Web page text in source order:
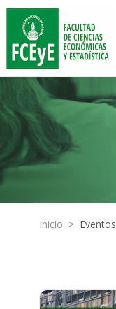
Inicio > Eventos